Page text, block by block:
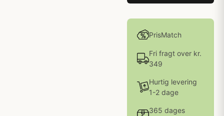
PrisMatch
Fri fragt over kr.
349
Hurtig levering
1-2 dage
365 dages